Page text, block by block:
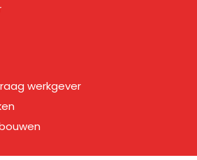
werkgever